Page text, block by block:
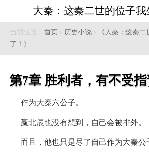
大秦：这秦二世的位子我
当前位置： 首页 › 历史小说 ›
《大秦：这秦
了！》
第7章 胜利者，有不受指
作为大秦六公子。
赢北辰也没有想到，自己会被排外。
而且，他也只是尽了自己作为大秦公